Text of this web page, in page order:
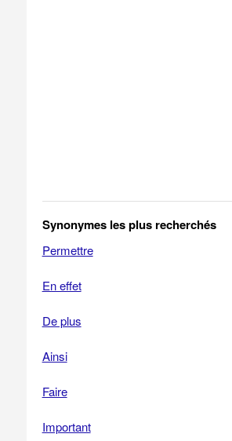
Synonymes les plus recherchés
Permettre
En effet
De plus
Ainsi
Faire
Important